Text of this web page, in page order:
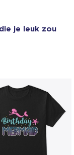
die je leuk zou